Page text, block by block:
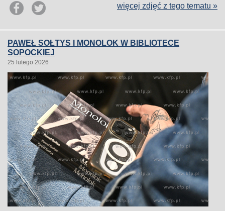
więcej zdjęć z tego tematu »
PAWEŁ SOŁTYS I MONOLOK W BIBLIOTECE
SOPOCKIEJ
25 lutego 2026